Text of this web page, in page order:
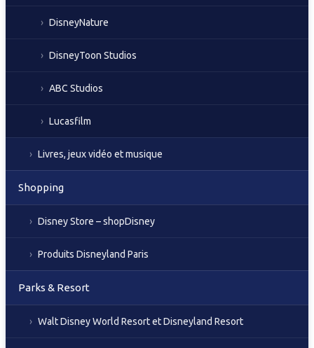
DisneyNature
DisneyToon Studios
ABC Studios
Lucasfilm
Livres, jeux vidéo et musique
Shopping
Disney Store – shopDisney
Produits Disneyland Paris
Parks & Resort
Walt Disney World Resort et Disneyland Resort